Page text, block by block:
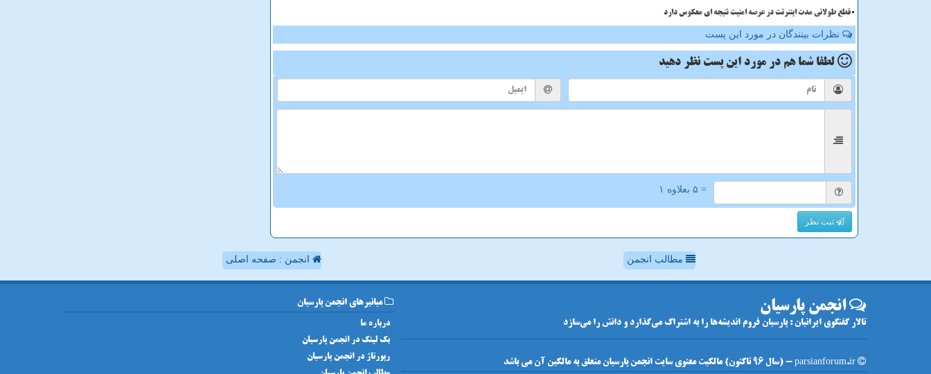
قطع طولانی مدت اینترنت در عرصه امنیت نتیجه ای معکوس دارد
نظرات بینندگان در مورد این پست
لطفا شما هم در مورد این پست نظر دهید
= ۵ بعلاوه ۱
ثبت نظر
مطالب انجمن انجمن : صفحه اصلی
انجمن پارسیان
تالار گفتگوی ایرانیان : پارسیان فروم اندیشه‌ها را به اشتراک می‌گذارد و دانش را می‌سازد
میانبرهای انجمن پارسیان
درباره ما
بک لینک در انجمن پارسیان
رپورتاژ در انجمن پارسیان